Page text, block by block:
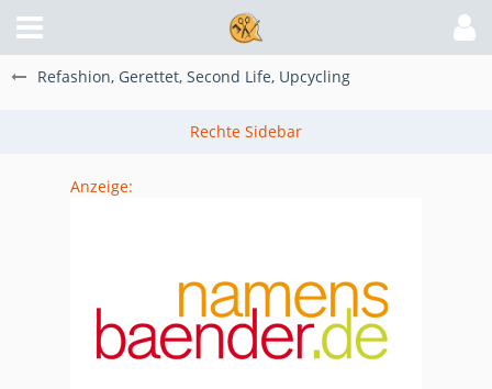
Refashion, Gerettet, Second Life, Upcycling
Anzeige: